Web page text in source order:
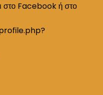
στο Facebook ή στο